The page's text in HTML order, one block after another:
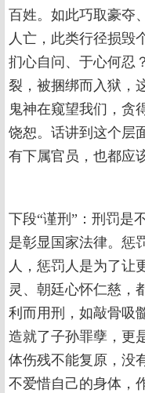
百姓。如此巧取豪夺
人亡，此类行径损毁
扪心自问、于心何忍
裂，被捆绑而入狱，
鬼神在窥望我们，贪
饶恕。话讲到这个层
有下属官员，也都应
下段“谨刑”：刑罚是
是彰显国家法律。惩
人，惩罚人是为了让
灵、朝廷心怀仁慈，
利而用刑，如敲骨吸
造就了子孙罪孽，更
体伤残不能复原，没
不爱惜自己的身体，